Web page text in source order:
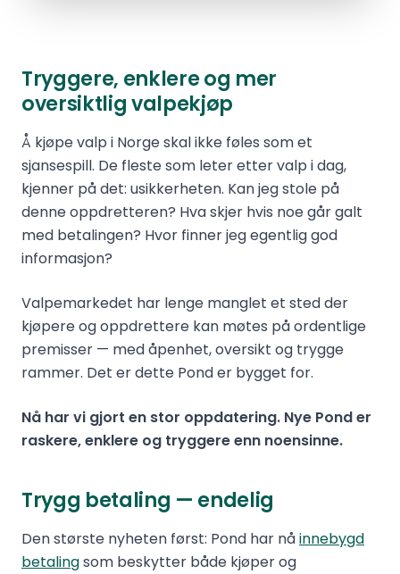
Tryggere, enklere og mer
oversiktlig valpekjøp
Å kjøpe valp i Norge skal ikke føles som et
sjansespill. De fleste som leter etter valp i dag,
kjenner på det: usikkerheten. Kan jeg stole på
denne oppdretteren? Hva skjer hvis noe går galt
med betalingen? Hvor finner jeg egentlig god
informasjon?
Valpemarkedet har lenge manglet et sted der
kjøpere og oppdrettere kan møtes på ordentlige
premisser — med åpenhet, oversikt og trygge
rammer. Det er dette Pond er bygget for.
Nå har vi gjort en stor oppdatering. Nye Pond er
raskere, enklere og tryggere enn noensinne.
Trygg betaling — endelig
Den største nyheten først: Pond har nåinnebygd
betalingsom beskytter både kjøper og